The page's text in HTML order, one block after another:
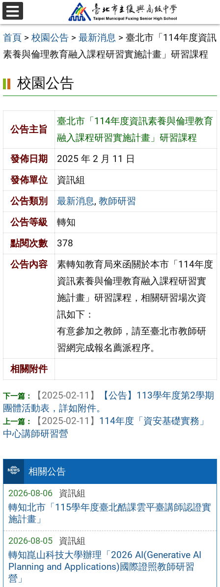
跳
至
主
要
容
區
選
單
首頁 > 校園公告 > 最新消息 > 臺北市「114年度資訊
素養與倫理教育融入課程研習實施計畫」研習課程
相關公告
2026-08-06 資訊組
轉知北市「115學年度臺北酷課雲平臺講師認證實
施計畫」
2026-08-05 資訊組
轉知崑山科技大學辦理「2026 AI(Generative AI
Planning and Applications)國際證照教師研習
營」
校園公告
公告主旨
臺北市「114年度資訊素養與倫理教育
融入課程研習實施計畫」研習課程
發佈日期
2025 年 2 月 11 日
發佈單位
資訊組
公告類別
最新消息,教師研習
公告等級
轉知
點閱次數
378
公告內容
素轉知教育局來函關於本市「114年度
資訊素養與倫理教育融入課程研習實
施計畫」研習課程，相關研習場次資
訊如下：
有意參加之教師，請至臺北市教師研
習網完成報名薦派程序。
相關附件
【2025-02-11】
【公告】113學年度第2學期
團體活動表，詳如附件。
【2025-02-11】 114年度「資安基礎實務」
中心講師研習營